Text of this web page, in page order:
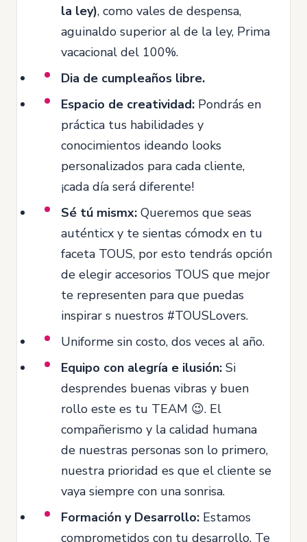
la ley), como vales de despensa,
aguinaldo superior al de la ley, Prima
vacacional del 100%.
Dia de cumpleaños libre.
Espacio de creatividad: Pondrás en
práctica tus habilidades y
conocimientos ideando looks
personalizados para cada cliente,
¡cada día será diferente!
Sé tú mismx: Queremos que seas
auténticx y te sientas cómodx en tu
faceta TOUS, por esto tendrás opción
de elegir accesorios TOUS que mejor
te representen para que puedas
inspirar s nuestros #TOUSLovers.
Uniforme sin costo, dos veces al año.
Equipo con alegría e ilusión: Si
desprendes buenas vibras y buen
rollo este es tu TEAM 😉. El
compañerismo y la calidad humana
de nuestras personas son lo primero,
nuestra prioridad es que el cliente se
vaya siempre con una sonrisa.
Formación y Desarrollo: Estamos
comprometidos con tu desarrollo. Te